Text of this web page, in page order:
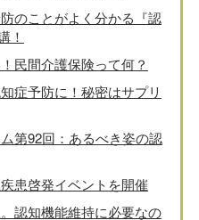
のことがよく分かる『認
！
民間介護保険って何？
症予防に！秘密はサプリ
第92回：あるべき姿の認
患啓発イベントを開催
認知機能維持に必要なの